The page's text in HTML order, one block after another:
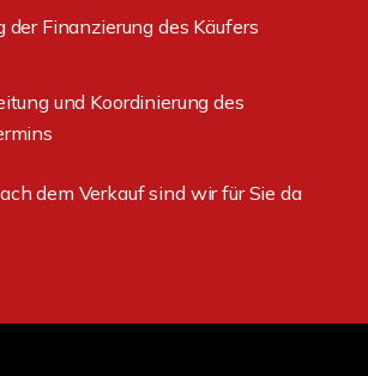
der Finanzierung des Käufers
und Koordinierung des
dem Verkauf sind wir für Sie da